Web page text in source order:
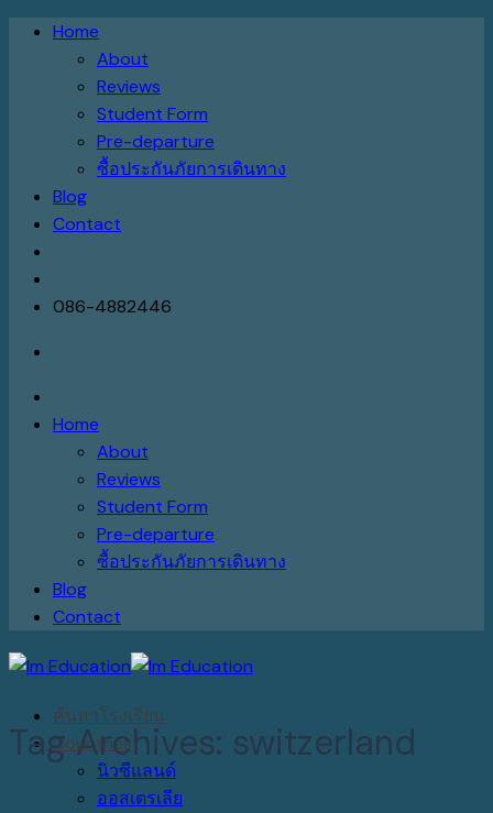
Skip Home
About
Reviews
Student Form
Pre-departure
ซื้อประกันภัยการเดินทาง
Blog
Contact
086-4882446
Home
About
Reviews
Student Form
Pre-departure
ซื้อประกันภัยการเดินทาง
Blog
Contact
ค้นหาโรงเรียน
Countries
นิวซีแลนด์
ออสเตรเลีย
Tag Archives: switzerland